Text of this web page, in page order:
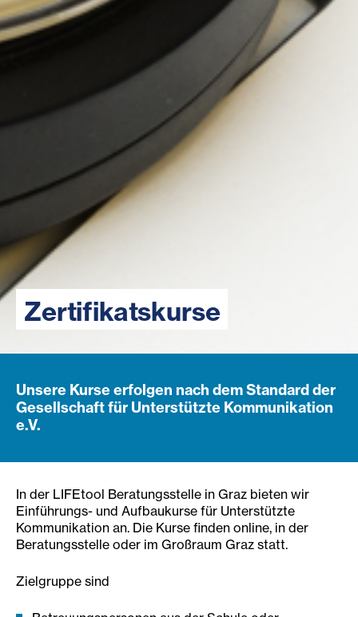
Zertifikatskurse
Unsere Kurse erfolgen nach dem Standard der
Gesellschaft für Unterstützte Kommunikation
e.V.
In der LIFEtool Beratungsstelle in Graz bieten wir
Einführungs- und Aufbaukurse für Unterstützte
Kommunikation an. Die Kurse finden online, in der
Beratungsstelle oder im Großraum Graz statt.
Zielgruppe sind